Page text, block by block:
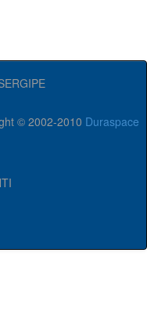
© 2002-2010 Duraspace